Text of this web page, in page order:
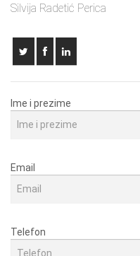
Silvija Radetić Perica
Ime i prezime
Email
Telefon